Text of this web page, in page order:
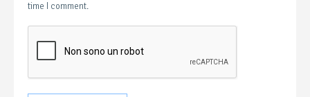
time I comment.